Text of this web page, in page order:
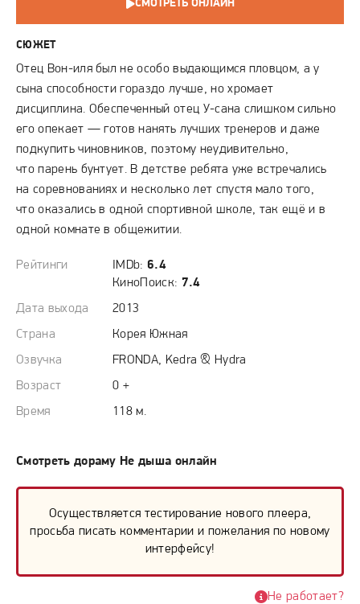
СМОТРЕТЬ ОНЛАЙН
СЮЖЕТ
Отец Вон-иля был не особо выдающимся пловцом, а у
сына способности гораздо лучше, но хромает
дисциплина. Обеспеченный отец У-сана слишком сильно
его опекает — готов нанять лучших тренеров и даже
подкупить чиновников, поэтому неудивительно,
что парень бунтует. В детстве ребята уже встречались
на соревнованиях и несколько лет спустя мало того,
что оказались в одной спортивной школе, так ещё и в
одной комнате в общежитии.
Рейтинги IMDb: 6.4
КиноПоиск: 7.4
Дата выхода
2013
Страна
Корея Южная
Озвучка
FRONDA, Kedra & Hydra
Возраст
0 +
Время
118 м.
Смотреть дораму Не дыша онлайн
Осуществляется тестирование нового плеера,
просьба писать комментарии и пожелания по новому
интерфейсу!
Не работает?